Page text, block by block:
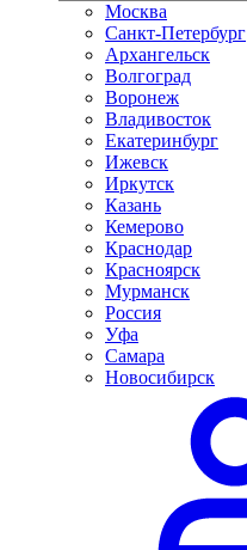
Москва
Санкт-Петербург
Архангельск
Волгоград
Воронеж
Владивосток
Екатеринбург
Ижевск
Иркутск
Казань
Кемерово
Краснодар
Красноярск
Мурманск
Россия
Уфа
Самара
Новосибирск